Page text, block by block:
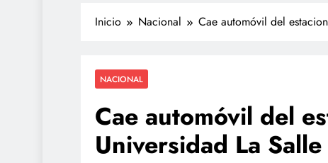
Inicio Nacional Cae automóvil del
NACIONAL
Cae automóvil del
Universidad La Salle